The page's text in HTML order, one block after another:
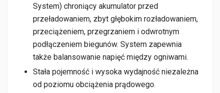
System) chroniący akumulator przed
przeładowaniem, zbyt głębokim rozładowaniem,
przeciążeniem, przegrzaniem i odwrotnym
podłączeniem biegunów. System zapewnia
także balansowanie napięć między ogniwami.
Stała pojemność i wysoka wydajność niezależna
od poziomu obciążenia prądowego.